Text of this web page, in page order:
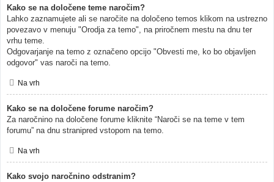
Kako se na določene teme naročim?
Lahko zaznamujete ali se naročite na določeno temos klikom na ustrezno
povezavo v menuju "Orodja za temo", na priročnem mestu na dnu ter
vrhu teme.
Odgovarjanje na temo z označeno opcijo "Obvesti me, ko bo objavljen
odgovor" vas naroči na temo.
Na vrh
Kako se na določene forume naročim?
Za naročnino na določene forume kliknite “Naroči se na teme v tem
forumu” na dnu stranipred vstopom na temo.
Na vrh
Kako svojo naročnino odstranim?